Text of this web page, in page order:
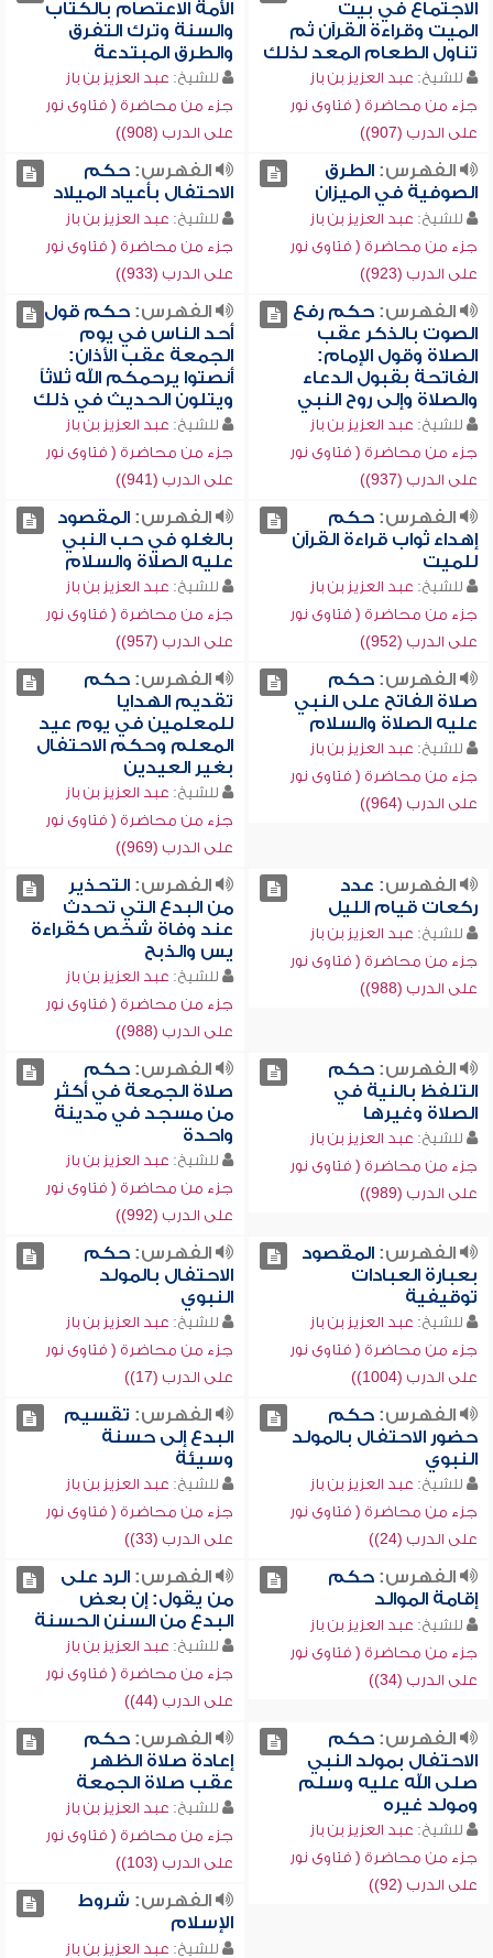
الاجتماع في بيت
الميت وقراءة القرآن ثم
تناول الطعام المعد لذلك
للشيخ: عبد العزيز بن باز
جزء من محاضرة ( فتاوى نور
على الدرب (907))
الأمة الاعتصام بالكتاب
والسنة وترك التفرق
والطرق المبتدعة
للشيخ: عبد العزيز بن باز
جزء من محاضرة ( فتاوى نور
على الدرب (908))
الفهرس:الطرق
الصوفية في الميزان
للشيخ: عبد العزيز بن باز
جزء من محاضرة ( فتاوى نور
على الدرب (923))
الفهرس:حكم
الاحتفال بأعياد الميلاد
للشيخ: عبد العزيز بن باز
جزء من محاضرة ( فتاوى نور
على الدرب (933))
الفهرس:حكم رفع
الصوت بالذكر عقب
الصلاة وقول الإمام:
الفاتحة بقبول الدعاء
والصلاة وإلى روح النبي
للشيخ: عبد العزيز بن باز
جزء من محاضرة ( فتاوى نور
على الدرب (937))
الفهرس:حكم قول
أحد الناس في يوم
الجمعة عقب الأذان:
أنصتوا يرحمكم الله ثلاثاً
ويتلون الحديث في ذلك
للشيخ: عبد العزيز بن باز
جزء من محاضرة ( فتاوى نور
على الدرب (941))
الفهرس:حكم
إهداء ثواب قراءة القرآن
للميت
للشيخ: عبد العزيز بن باز
جزء من محاضرة ( فتاوى نور
على الدرب (952))
الفهرس:المقصود
بالغلو في حب النبي
عليه الصلاة والسلام
للشيخ: عبد العزيز بن باز
جزء من محاضرة ( فتاوى نور
على الدرب (957))
الفهرس:حكم
صلاة الفاتح على النبي
عليه الصلاة والسلام
للشيخ: عبد العزيز بن باز
جزء من محاضرة ( فتاوى نور
على الدرب (964))
الفهرس:حكم
تقديم الهدايا
للمعلمين في يوم عيد
المعلم وحكم الاحتفال
بغير العيدين
للشيخ: عبد العزيز بن باز
جزء من محاضرة ( فتاوى نور
على الدرب (969))
الفهرس: عدد
ركعات قيام الليل
للشيخ: عبد العزيز بن باز
جزء من محاضرة ( فتاوى نور
على الدرب (988))
الفهرس:التحذير
من البدع التي تحدث
عند وفاة شخص كقراءة
يس والذبح
للشيخ: عبد العزيز بن باز
جزء من محاضرة ( فتاوى نور
على الدرب (988))
الفهرس:حكم
التلفظ بالنية في
الصلاة وغيرها
للشيخ: عبد العزيز بن باز
جزء من محاضرة ( فتاوى نور
على الدرب (989))
الفهرس:حكم
صلاة الجمعة في أكثر
من مسجد في مدينة
واحدة
للشيخ: عبد العزيز بن باز
جزء من محاضرة ( فتاوى نور
على الدرب (992))
الفهرس:المقصود
بعبارة العبادات
توقيفية
للشيخ: عبد العزيز بن باز
جزء من محاضرة ( فتاوى نور
على الدرب (1004))
الفهرس:حكم
الاحتفال بالمولد
النبوي
للشيخ: عبد العزيز بن باز
جزء من محاضرة ( فتاوى نور
على الدرب (17))
الفهرس:حكم
حضور الاحتفال بالمولد
النبوي
للشيخ: عبد العزيز بن باز
جزء من محاضرة ( فتاوى نور
على الدرب (24))
الفهرس: تقسيم
البدع إلى حسنة
وسيئة
للشيخ: عبد العزيز بن باز
جزء من محاضرة ( فتاوى نور
على الدرب (33))
الفهرس:حكم
إقامة الموالد
للشيخ: عبد العزيز بن باز
جزء من محاضرة ( فتاوى نور
على الدرب (34))
الفهرس:الرد على
من يقول: إن بعض
البدع من السنن الحسنة
للشيخ: عبد العزيز بن باز
جزء من محاضرة ( فتاوى نور
على الدرب (44))
الفهرس:حكم
الاحتفال بمولد النبي
صلى الله عليه وسلم
ومولد غيره
للشيخ: عبد العزيز بن باز
جزء من محاضرة ( فتاوى نور
على الدرب (92))
الفهرس:حكم
إعادة صلاة الظهر
عقب صلاة الجمعة
للشيخ: عبد العزيز بن باز
جزء من محاضرة ( فتاوى نور
على الدرب (103))
الفهرس: شروط
الإسلام
للشيخ: عبد العزيز بن باز